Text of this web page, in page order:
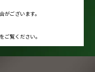
がございます。
をご覧ください。